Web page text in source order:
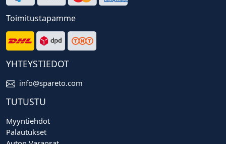
Toimitustapamme
YHTEYSTIEDOT
info@spareto.com
TUTUSTU
Myyntiehdot
Palautukset